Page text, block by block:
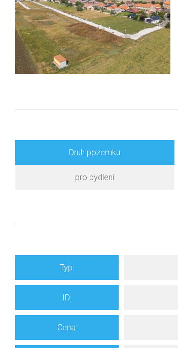
Druh pozemku
pro bydlení
Typ:
ID:
Cena: